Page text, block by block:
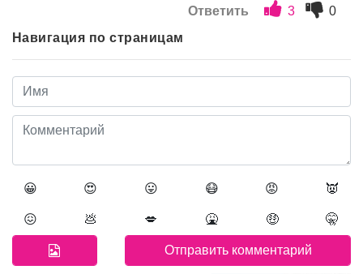
Ответить 3
0
Навигация по страницам
😀 😍 😛 😷 😡 👿
😖 💩 💋 🤮 🤑 🤫